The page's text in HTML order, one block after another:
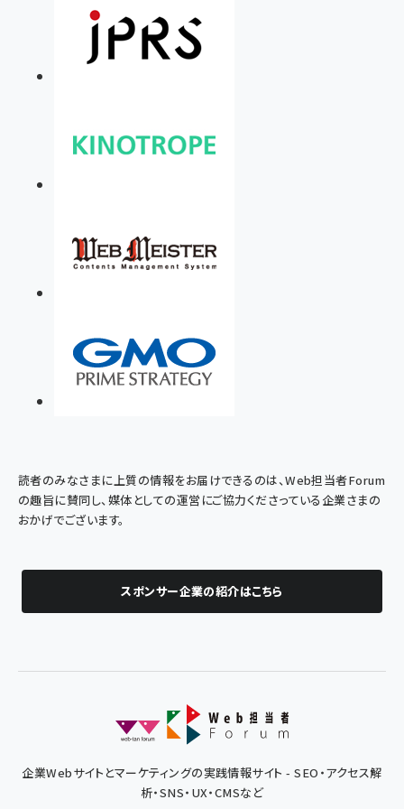
読者のみなさまに上質の情報をお届けできるのは、Web担当者Forum
の趣旨に賛同し、媒体としての運営にご協力くださっている企業さまの
おかげでございます。
スポンサー企業の紹介はこちら
企業Webサイトとマーケティングの実践情報サイト - SEO・アクセス解
析・SNS・UX・CMSなど